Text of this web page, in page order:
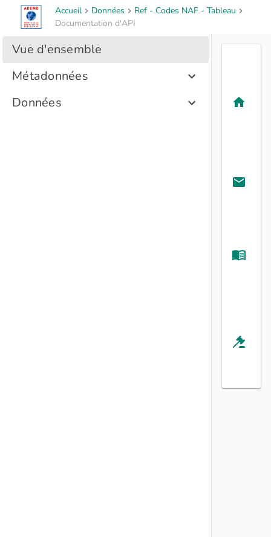
Accueil Données
Ref - Codes NAF - Tableau
Documentation d'API